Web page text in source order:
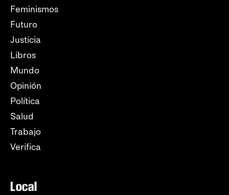
Feminismos
Futuro
Justicia
Libros
Mundo
Opinión
Política
Salud
Trabajo
Verifica
Local